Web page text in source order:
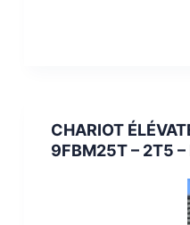
CHARIOT
9FBM25T – 2T5